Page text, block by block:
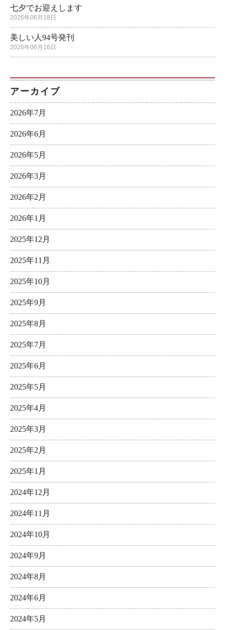
七夕でお迎えします
2026年06月18日
美しい人94号発刊
2026年06月16日
アーカイブ
2026年7月
2026年6月
2026年5月
2026年3月
2026年2月
2026年1月
2025年12月
2025年11月
2025年10月
2025年9月
2025年8月
2025年7月
2025年6月
2025年5月
2025年4月
2025年3月
2025年2月
2025年1月
2024年12月
2024年11月
2024年10月
2024年9月
2024年8月
2024年6月
2024年5月